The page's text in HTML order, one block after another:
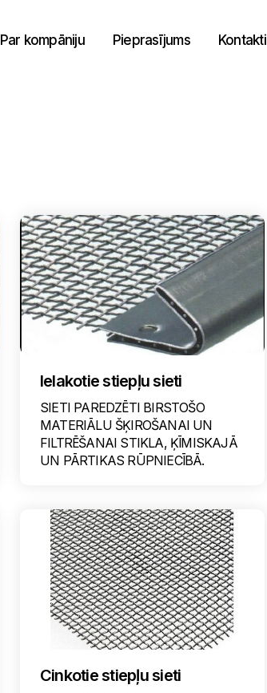
Par kompāniju Pieprasījums Kontakti
Ielakotie stiepļu sieti
SIETI PAREDZĒTI BIRSTOŠO
MATERIĀLU ŠĶIROŠANAI UN
FILTRĒŠANAI STIKLA, ĶĪMISKAJĀ
UN PĀRTIKAS RŪPNIECĪBĀ.
Cinkotie stiepļu sieti